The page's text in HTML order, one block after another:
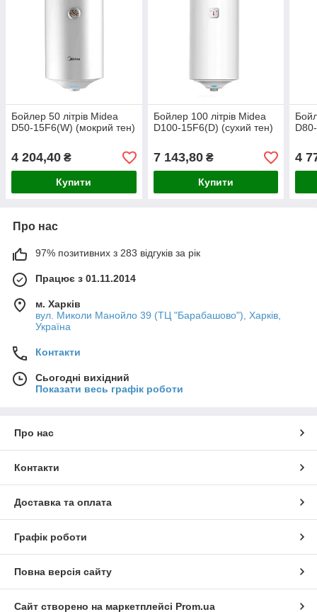
Бойлер 50 літрів Midea
D50-15F6(W) (мокрий тен)
4 204,40 ₴
Купити
Бойлер 100 літрів Midea
D100-15F6(D) (сухий тен)
7 143,80₴
Купити
4
Про нас
97% позитивних з 283 відгуків за рік
Працює з 01.11.2014
м. Харків
вул. Миколи Манойло 39 (ТЦ "Барабашово"), Харків,
Україна
Контакти
Сьогодні вихідний
Показати весь графік роботи
Про нас
Контакти
Доставка та оплата
Графік роботи
Повна версія сайту
Сайт створено на маркетплейсі Prom.ua